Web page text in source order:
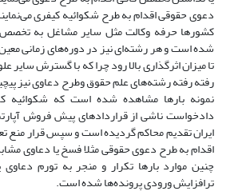
دعوی حقوقی اقدام به طرح شکوائیه کیفری
کشورها حرفه وکالت مثل سایر مشاغل به
شده است و هر رشته‌ای نیز در دوره‌های زمانی
تا میزان اثرگذاری بالا رود چرا که با گسترش سایر
رفته رفته رشته‌های علم حقوق وطرح دعاوی نیز
نمونه بارها مشاهده شده است که شکوائیه
دادخواست ناشی از قراردادهای پیش فروش
ایران تقدیم محاکم گردیده است و سپس قرار منع
اقدام به طرح دعوی حقوقی مثلا فسخ یا دعاوی
چنین موارد بارها تکرار و منجر به تورم
ترافزایش ورودی پرونده‌ها شده است.